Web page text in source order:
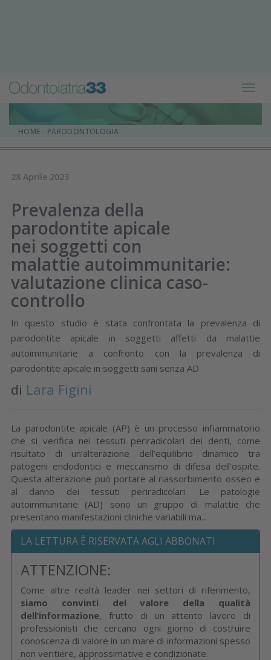
HOME - PARODONTOLOGIA
28 Aprile 2023
Prevalenza della
parodontite apicale
nei soggetti con
malattie autoimmunitarie:
valutazione clinica caso-
controllo
In questo studio è stata confrontata la prevalenza di
parodontite apicale in soggetti affetti da malattie
autoimmunitarie a confronto con la prevalenza di
parodontite apicale in soggetti sani senza AD
di Lara Figini
La parodontite apicale (AP) è un processo infiammatorio
che si verifica nei tessuti periradicolari dei denti, come
risultato di un’alterazione dell’equilibrio dinamico tra
patogeni endodontici e meccanismo di difesa dell'ospite.
Questa alterazione può portare al riassorbimento osseo e
al danno dei tessuti periradicolari. Le patologie
autoimmunitarie (AD) sono un gruppo di malattie che
presentano manifestazioni cliniche variabili ma...
LA LETTURA È RISERVATA AGLI ABBONATI
ATTENZIONE:
Come altre realtà leader nei settori di riferimento,
siamo convinti del valore della qualità
dell’informazione, frutto di un attento lavoro di
professionisti che cercano ogni giorno di costruire
conoscenza di valore in un mare di informazioni spesso
non veritiere, approssimative e condizionate.